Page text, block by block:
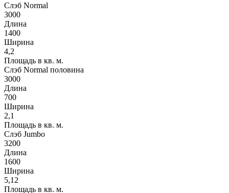
Слэб Normal
3000
Длина
1400
Ширина
4,2
Площадь в кв. м.
Слэб Normal половина
3000
Длина
700
Ширина
2,1
Площадь в кв. м.
Слэб Jumbo
3200
Длина
1600
Ширина
5,12
Площадь в кв. м.